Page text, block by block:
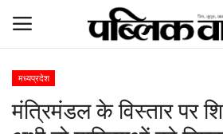
ई-पेपर
मध्यप्रदेश
मंत्रिमंडल के विस्तार पर